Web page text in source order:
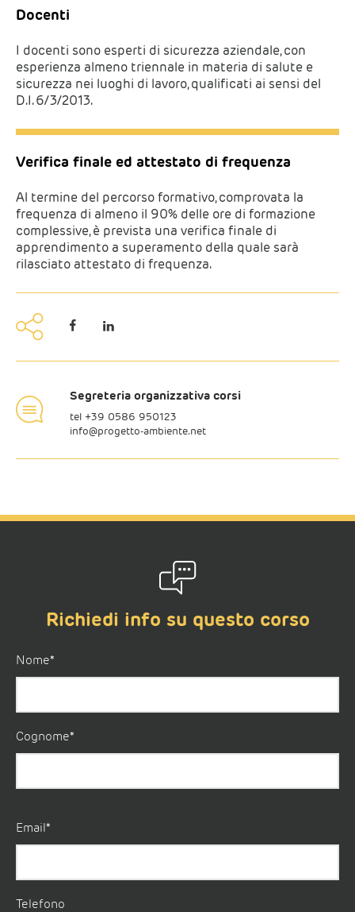
Docenti
I docenti sono esperti di sicurezza aziendale, con
esperienza almeno triennale in materia di salute e
sicurezza nei luoghi di lavoro, qualificati ai sensi del
D.I. 6/3/2013.
Verifica finale ed attestato di frequenza
Al termine del percorso formativo, comprovata la
frequenza di almeno il 90% delle ore di formazione
complessive, è prevista una verifica finale di
apprendimento a superamento della quale sarà
rilasciato attestato di frequenza.
Segreteria organizzativa corsi
tel +39 0586 950123
info@progetto-ambiente.net
Richiedi info su questo corso
Nome*
Cognome*
Email*
Telefono